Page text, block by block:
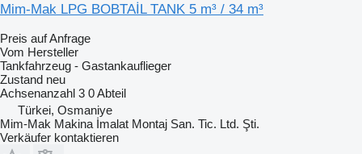
Mim-Mak LPG BOBTAİL TANK 5 m³ / 34 m³
Preis auf Anfrage
Vom Hersteller
Tankfahrzeug - Gastankauflieger
Zustand neu
Achsenanzahl 3 0 Abteil
Türkei, Osmaniye
Mim-Mak Makina İmalat Montaj San. Tic. Ltd. Şti.
Verkäufer kontaktieren